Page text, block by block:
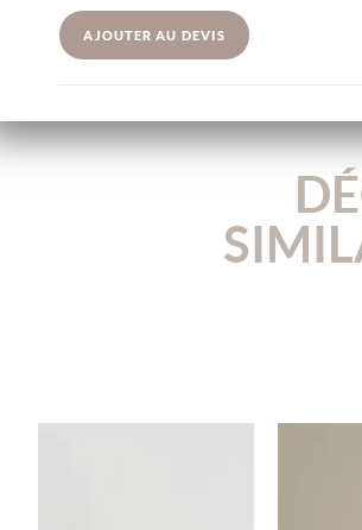
AJOUTER AU DEVIS